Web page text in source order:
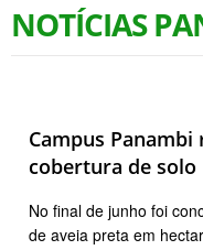
NOTÍCIAS
Campus
cobertura de solo
No final de junho foi
de aveia preta em